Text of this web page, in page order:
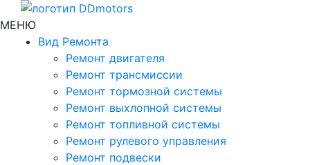
МЕНЮ
Вид Ремонта
Ремонт двигателя
Ремонт трансмиссии
Ремонт тормозной системы
Ремонт выхлопной системы
Ремонт топливной системы
Ремонт рулевого управления
Ремонт подвески